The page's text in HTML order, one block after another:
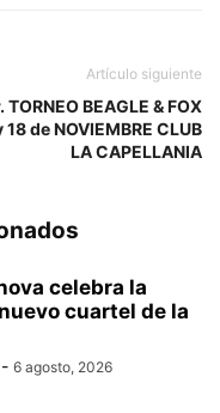
Artículo siguiente
TORNEO BEAGLE & FOX
18 de NOVIEMBRE CLUB
LA CAPELLANIA
celebra la
cuartel de la
- 6 agosto, 2026